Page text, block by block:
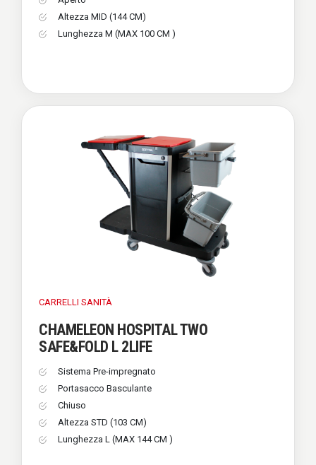
Altezza MID (144 CM)
Lunghezza M (MAX 100 CM )
CARRELLI SANITÀ
CHAMELEON HOSPITAL TWO
SAFE&FOLD L 2LIFE
Sistema Pre-impregnato
Portasacco Basculante
Chiuso
Altezza STD (103 CM)
Lunghezza L (MAX 144 CM )